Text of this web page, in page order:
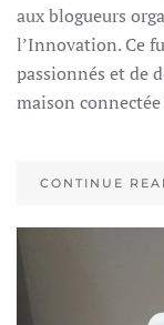
aux blogueurs
l’Innovation. Ce
passionnés et de
maison
CONTINUE